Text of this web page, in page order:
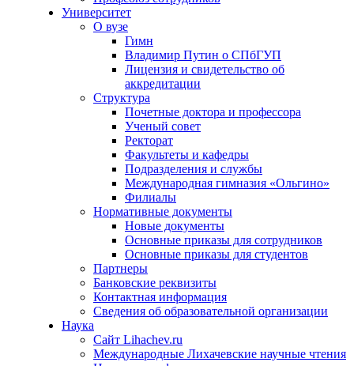
Университет
О вузе
Гимн
Владимир Путин о СПбГУП
Лицензия и свидетельство об
аккредитации
Структура
Почетные доктора и профессора
Ученый совет
Ректорат
Факультеты и кафедры
Подразделения и службы
Международная гимназия «Ольгино»
Филиалы
Нормативные документы
Новые документы
Основные приказы для сотрудников
Основные приказы для студентов
Партнеры
Банковские реквизиты
Контактная информация
Сведения об образовательной организации
Наука
Сайт Lihachev.ru
Международные Лихачевские научные чтения